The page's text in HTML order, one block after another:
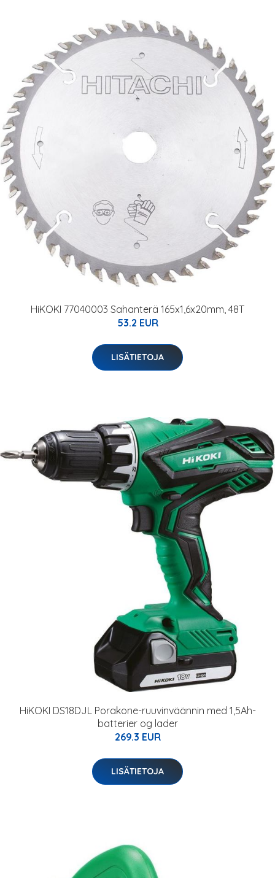
HiKOKI 77040003 Sahanterä 165x1,6x20mm, 48T
53.2 EUR
LISÄTIETOJA
HiKOKI DS18DJL Porakone-ruuvinväännin med 1,5Ah-
batterier og lader
269.3 EUR
LISÄTIETOJA